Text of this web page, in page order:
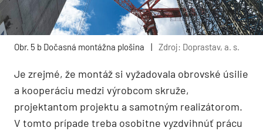
Obr. 5 b Dočasná montážna plošina | Zdroj: Doprastav, a. s.
Je zrejmé, že montáž si vyžadovala obrovské úsilie
a kooperáciu medzi výrobcom skruže,
projektantom projektu a samotným realizátorom.
V tomto prípade treba osobitne vyzdvihnúť prácu